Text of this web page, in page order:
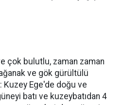
çok bulutlu, zaman zaman
ve gök gürültülü
Kuzey Ege'de doğu ve
batı ve kuzeybatıdan 4